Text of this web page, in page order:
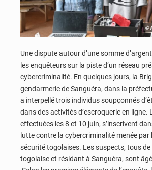
©
Une dispute autour d’une somme
les enquêteurs sur la piste d’un réseau
cybercriminalité. En quelques jours, la
gendarmerie de Sanguéra, dans la
a interpellé trois individus soupçonnés
dans des activités d’escroquerie en ligne.
effectuées les 8 et 10 juin, s’inscrivent
lutte contre la cybercriminalité menée par
sécurité togolaises. Les suspects, tous
togolaise et résidant à Sanguéra, sont